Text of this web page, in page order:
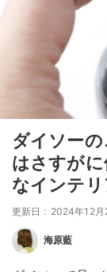
ダイソー
はさすが
なインテリ
更新日：2024年12月
海原藍